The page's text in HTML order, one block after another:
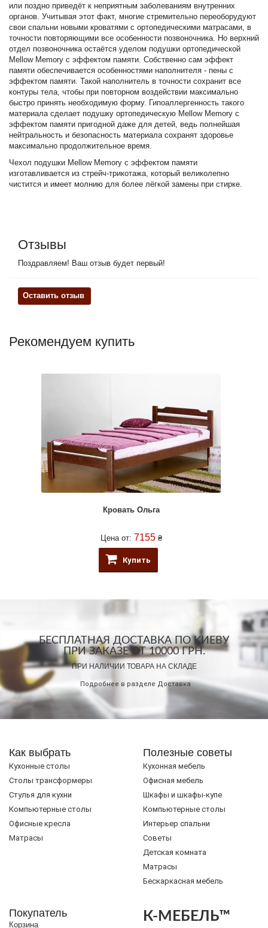
или поздно приведёт к неприятным заболеваниям внутренних
органов. Учитывая этот факт, многие стремительно переоборудуют
свои спальни новыми кроватями с ортопедическими матрасами, в
точности повторяющими все особенности позвоночника. Но верхний
отдел позвоночника остаётся уделом подушки ортопедической
Mellow Memory с эффектом памяти. Собственно сам эффект
памяти обеспечивается особенностями наполнителя - пены с
эффектом памяти. Такой наполнитель в точности сохранит все
контуры тела, чтобы при повторном воздействии максимально
быстро принять необходимую форму. Гипоаллергенность такого
материала сделает подушку ортопедическую Mellow Memory с
эффектом памяти пригодной даже для детей, ведь полнейшая
нейтральность и безопасность материала сохранят здоровье
максимально продолжительное время.
Чехол подушки Mellow Memory с эффектом памяти
изготавливается из стрейч-трикотажа, который великолепно
чистится и имеет молнию для более лёгкой замены при стирке.
Отзывы
Поздравляем! Ваш отзыв будет первый!
Оставить отзыв
Рекомендуем купить
Кровать Ольга
Цена от: 7155 ₴
Купить
БЕСПЛАТНАЯ ДОСТАВКА ПО КИЕВУ
ПРИ ЗАКАЗЕ ОТ 10000 ГРН.
ПРИ НАЛИЧИИ ТОВАРА НА СКЛАДЕ
Подробнее в разделе Доставка
Как выбрать
Кухонные столы
Cтолы трансформеры
Стулья для кухни
Компьютерные столы
Офисные кресла
Матрасы
Полезные советы
Кухонная мебель
Офисная мебель
Шкафы и шкафы-купе
Компьютерные столы
Интерьер спальни
Советы
Детская комната
Матрасы
Бескаркасная мебель
Покупатель
Корзина
К-МЕБЕЛЬ™